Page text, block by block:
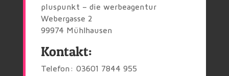
pluspunkt – die werbeagentur
Webergasse 2
99974 Mühlhausen
Kontakt:
Telefon: 03601 7844 955